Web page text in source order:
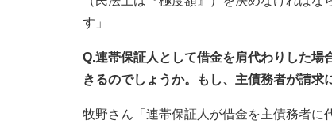
す」
Q.連帯保証人として借金を肩代わりした
きるのでしょうか。もし、主債務者が請求
牧野さん「連帯保証人が借金を主債務者に